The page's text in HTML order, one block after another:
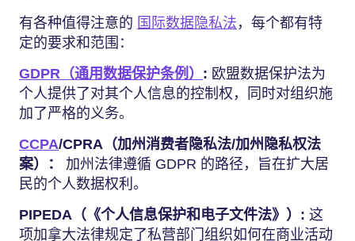
有各种值得注意的 国际数据隐私法 ，每个都有特
定的要求和范围：
GDPR（通用数据保护条例） : 欧盟数据保护法为
个人提供了对其个人信息的控制权，同时对组织施
加了严格的义务。
CCPA/CPRA（加州消费者隐私法/加州隐私权法
案）：
加州法律遵循 GDPR 的路径，旨在扩大居
民的个人数据权利。
PIPEDA（《个人信息保护和电子文件法》）: 这
项加拿大法律规定了私营部门组织如何在商业活动